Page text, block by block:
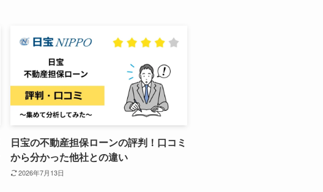
日宝の不動産担保ローンの評判！口コミ
から分かった他社との違い
2026年7月13日